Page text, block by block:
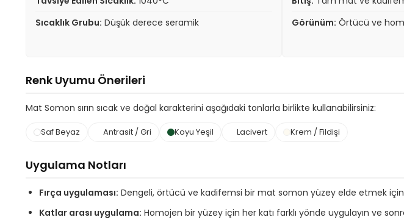
Sıcaklık Grubu: Düşük derece seramik
Görünüm: Örtücü ve
Renk Uyumu Önerileri
Mat Somon sırın sıcak ve doğal karakterini aşağıdaki tonlarla birlikte kullanabilirsiniz:
Saf Beyaz Antrasit / Gri Koyu Yeşil Lacivert Krem / Fildişi
Uygulama Notları
Fırça uygulaması: Dengeli, örtücü ve kadifemsi bir mat somon yüzey elde etmek
Katlar arası uygulama: Homojen bir yüzey için her katı farklı yönde uygulayın ve